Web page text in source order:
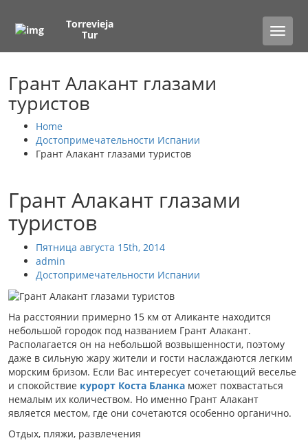
Toggle
Torrevieja
Tur
Грант Алакант глазами
туристов
Home
Достопримечательности Испании
Грант Алакант глазами туристов
Грант Алакант глазами
туристов
Пятница августа 15th, 2014
admin
Достопримечательности Испании
На расстоянии примерно 15 км от Аликанте находится
небольшой городок под названием Грант Алакант.
Располагается он на небольшой возвышенности, поэтому
даже в сильную жару жители и гости наслаждаются легким
морским бризом. Если Вас интересует сочетающий веселье
и спокойствие курорт Коста Бланка может похвастаться
немалым их количеством. Но именно Грант Алакант
является местом, где они сочетаются особенно органично.
Отдых, пляжи, развлечения